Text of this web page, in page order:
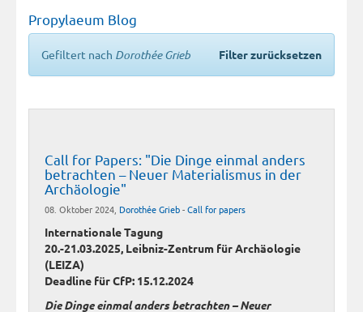
Propylaeum Blog
Gefiltert nach Dorothée Grieb Filter zurücksetzen
Call for Papers: "Die Dinge einmal anders
betrachten – Neuer Materialismus in der
Archäologie"
08. Oktober 2024, Dorothée Grieb-Call for papers
Internationale Tagung
20.-21.03.2025, Leibniz-Zentrum für Archäologie
(LEIZA)
Deadline für CfP: 15.12.2024
Die Dinge einmal anders betrachten – Neuer